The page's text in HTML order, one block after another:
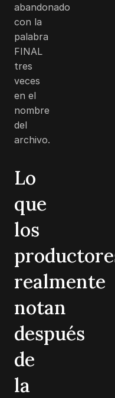
abandonado
con la
palabra
FINAL
tres
veces
en el
nombre
del
archivo.
Lo
que
los
realmente
notan
después
de
la